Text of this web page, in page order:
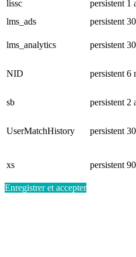
lissc
persistent 1
lms_ads
persistent
lms_analytics
persistent
NID persistent 6
sb
persistent 2
UserMatchHistory persistent
xs persistent
Enregistrer et accepter